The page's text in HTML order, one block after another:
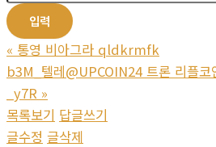
« 통영 비아그라 qldkrmfk
b3M_텔레@UPCOIN24 트론 리플코
_y7R »
목록보기 답글쓰기
글수정 글삭제